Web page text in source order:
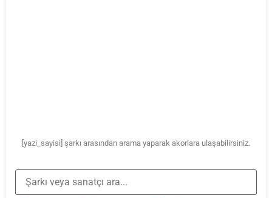
[yazi_sayisi] şarkı arasından arama yaparak akorlara ulaşabilirsiniz.